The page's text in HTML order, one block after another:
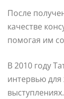
После
качестве
помогая им
В 2010 году
интервью
выступлениях.